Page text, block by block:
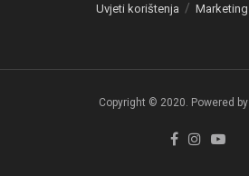
Uvjeti korištenja Marketing
Copyright © 2020. Powered by